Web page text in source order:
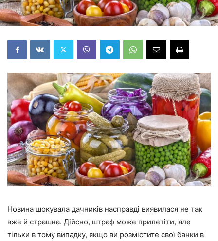
Новина шокувала дачників насправді виявилася не так
вже й страшна. Дійсно, штраф може прилетіти, але
тільки в тому випадку, якщо ви розмістите свої банки в